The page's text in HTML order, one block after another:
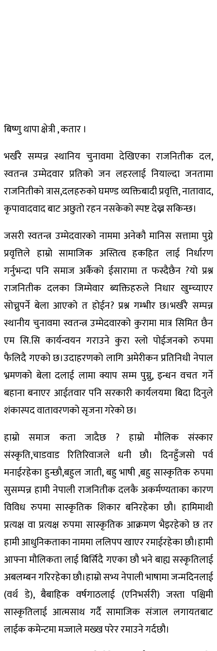
बिष्णु थापा क्षेत्री , कतार ।
भर्खरै सम्पन्न स्थानिय चुनावमा देखिएका राजनितीक दल,
स्वतन्त्र उम्मेदवार प्रतिको जन लहरलाई नियाल्दा जनतामा
राजनितीको त्रास,दलहरुको घमण्ड व्यक्तिबादी प्रवृत्ति, नातावाद,
कृपावादवाद बाट अछुतो रहन नसकेको स्पष्ट देख्न सकिन्छ।
जसरी स्वतन्त्र उम्मेदवारको नाममा अनेकौ मानिस सत्तामा पुग्ने
प्रवृत्तिले हाम्रो सामाजिक अस्तित्व हकहित लाई निर्धारण
गर्नुभन्दा पनि समाज अर्कैको ईसारामा त फस्दैछैन ?यो प्रश्न
राजनितीक दलका जिम्मेवार ब्यक्तिहरुले निधार खुम्च्याएर
सोच्नुपर्ने बेला आएको त होईन? प्रश्न गम्भीर छ।भर्खरै सम्पन्न
स्थानीय चुनावमा स्वतन्त्र उम्मेदवारको कुरामा मात्र सिमित छैन
एम सि.सि कार्यन्वयन गराउने कुरा स्लो पोईजनको रुपमा
फैलिदै गएको छ।उदाहरणको लागि अमेरीकन प्रतिनिधी नेपाल
भ्रमणको बेला दलाई लामा क्याप सम्म पुग्नु, इन्धन वचत गर्ने
बहाना बनाएर आईतवार पनि सरकारी कार्यलयमा बिदा दिनुले
शंकास्पद वातावरणको सृजना गरेको छ।
हाम्रो समाज कता जादैछ ? हाम्रो मौलिक संस्कार
संस्कृति,चाडवाड रितिरिवाजले धनी छौ। दिनहुँजसो पर्व
मनाईरहेका हुन्छौ,बहुल जाती, बहु भाषी ,बहु सास्कृतिक रुपमा
सुसम्पन्न हामी नेपाली राजनितीक दलकै अकर्मण्यताका कारण
विविध रुपमा सास्कृतिक शिकार बनिरहेका छौ। हामिमाथी
प्रत्यक्ष वा प्रत्यक्ष रुपमा सास्कृतिक आक्रमण भैइरहेको छ तर
हामी आधुनिकताका नाममा ललिपप खाएर रमाईरहेका छौ।हामी
आफ्ना मौलिकता लाई बिर्सिदै गएका छौ भने बाह्य सस्कृतिलाई
अबलम्बन गरिरहेका छौ।हाम्रो सभ्य नेपाली भाषामा जन्मदिनलाई
(वर्थ डे), बैबाहिक वर्षगाठलाई (एनिभर्सरी) जस्ता पश्चिमी
सास्कृतिलाई आत्मसाथ गर्दै सामाजिक संजाल लगायतबाट
लाईक कमेन्टमा मज्जाले मख्ख परेर रमाउने गर्दछौ।